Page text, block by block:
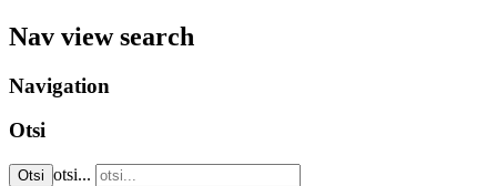
Nav view search
Navigation
Otsi
Otsi otsi...